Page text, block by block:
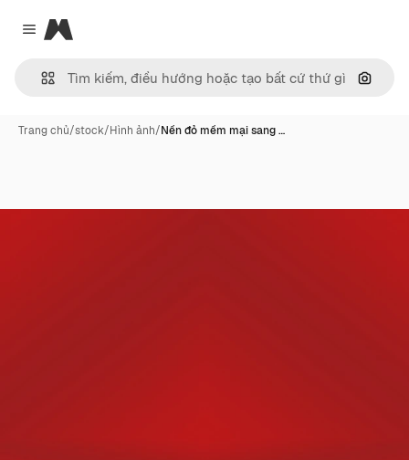
Close menu
Magnific
Tìm
Trang chủ/stock/Hình ảnh/Nền đỏ mềm mại sang …